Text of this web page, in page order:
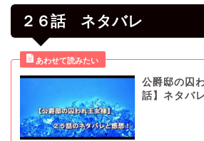
２６話 ネタバレ
公爵邸の囚
話】ネタバレ